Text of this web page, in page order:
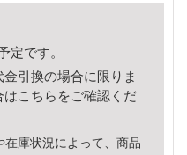
定です。
引換の場合に限りま
はこちら をご確認くだ
庫状況によって、商品